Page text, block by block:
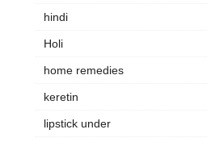
hindi
Holi
home remedies
keretin
lipstick under